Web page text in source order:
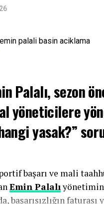
Palalı, sezon
yöneticilere
yasak?”
başarı ve mali
Emin Palalı
başarısızlığın